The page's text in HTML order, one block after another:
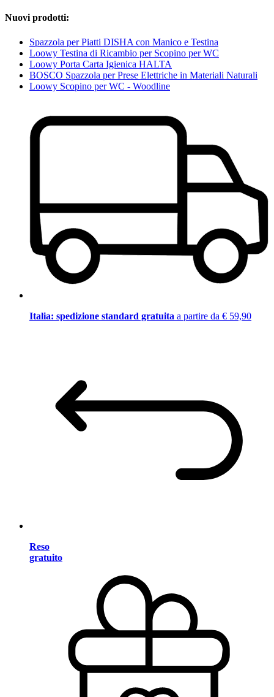
Nuovi prodotti:
Spazzola per Piatti DISHA con Manico e Testina
Loowy Testina di Ricambio per Scopino per WC
Loowy Porta Carta Igienica HALTA
BOSCO Spazzola per Prese Elettriche in Materiali Naturali
Loowy Scopino per WC - Woodline
Italia: spedizione standard gratuita a partire da € 59,90
Reso
gratuito